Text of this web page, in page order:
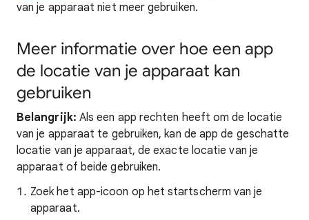
van je apparaat niet meer gebruiken.
Meer informatie over hoe een app
de locatie van je apparaat kan
gebruiken
Belangrijk: Als een app rechten heeft om de locatie
van je apparaat te gebruiken, kan de app de geschatte
locatie van je apparaat, de exacte locatie van je
apparaat of beide gebruiken.
Zoek het app-icoon op het startscherm van je
apparaat.